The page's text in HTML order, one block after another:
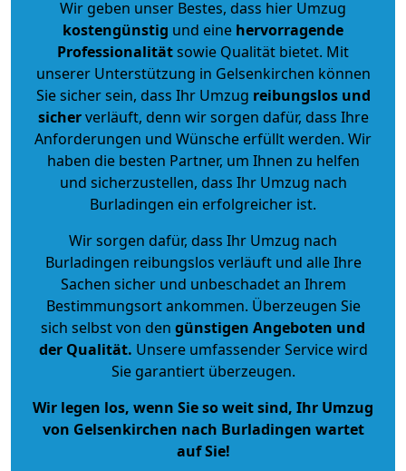
Wir geben unser Bestes, dass hier Umzug
kostengünstig und eine hervorragende
Professionalitätsowie Qualität bietet. Mit
unserer Unterstützung in Gelsenkirchen können
Sie sicher sein, dass Ihr Umzug reibungslos und
sicherverläuft, denn wir sorgen dafür, dass Ihre
Anforderungen und Wünsche erfüllt werden. Wir
haben die besten Partner, um Ihnen zu helfen
und sicherzustellen, dass Ihr Umzug nach
Burladingen ein erfolgreicher ist.
Wir sorgen dafür, dass Ihr Umzug nach
Burladingen reibungslos verläuft und alle Ihre
Sachen sicher und unbeschadet an Ihrem
Bestimmungsort ankommen. Überzeugen Sie
sich selbst von den günstigen Angeboten und
der Qualität. Unsere umfassender Service wird
Sie garantiert überzeugen.
Wir legen los, wenn Sie so weit sind, Ihr Umzug
von Gelsenkirchen nach Burladingen wartet
auf Sie!